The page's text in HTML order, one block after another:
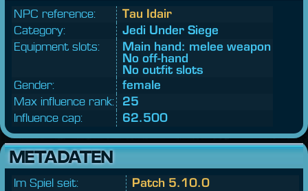
NPC reference:
Tau Idair
Category:
Jedi Under Siege
Equipment slots:
Main hand: melee weapon
No off-hand
No outfit slots
Gender:
female
Max influence rank:
25
Influence cap:
62.500
METADATEN
Im Spiel seit:
Patch 5.10.0